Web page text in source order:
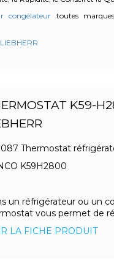
congélateur toutes
LIEBHERR
K59-
Thermostat
K59H2800
un réfrigérateur ou un
vous permet de
LA FICHE PRODUIT